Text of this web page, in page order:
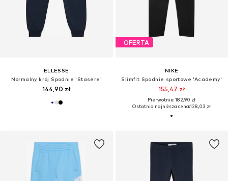
ELLESSE
Normalny krój Spodnie 'Stasere'
144,90 zł
OFERTA
NIKE
Slimfit Spodnie sportowe 'Academy'
155,47 zł
Pierwotnie: 182,90 zł
Ostatnia najniższa cena:128,03 zł